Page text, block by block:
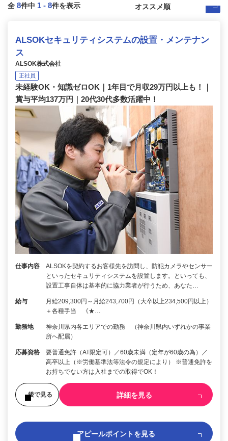
全 8件中 1 - 8件を表示
ALSOKセキュリティシステムの設置・メンテナン
ス
ALSOK株式会社
正社員
未経験OK・知識ゼロOK｜1年目で月収29万円以上も！｜
賞与平均137万円｜20代30代多数活躍中！
仕事内容
ALSOKを契約するお客様先を訪問し、防犯カメラやセンサー
といったセキュリティシステムを設置します。といっても、
設置工事自体は基本的に協力業者が行うため、あなた…
給与
月給209,300円～月給243,700円（大卒以上234,500円以上）
＋各種手当 《★…
勤務地
神奈川県内各エリアでの勤務 （神奈川県内いずれかの事業
所へ配属）
応募資格
要普通免許（AT限定可）／60歳未満（定年が60歳の為）／
高卒以上（※労働基準法等法令の規定により） ※普通免許を
お持ちでない方は入社までの取得でOK！
後で見る 詳細を見る
アピールポイントを見る